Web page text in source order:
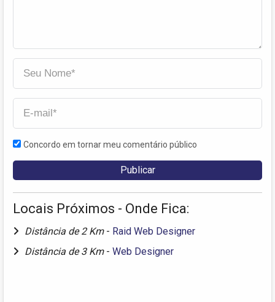
Concordo em tornar meu comentário público
Locais Próximos - Onde Fica:
Distância de 2 Km - Raid Web Designer
Distância de 3 Km - Web Designer